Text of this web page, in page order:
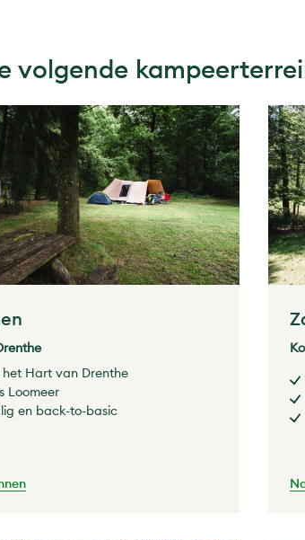
volgende
het Hart van Drenthe
Loomeer
en back-to-basic